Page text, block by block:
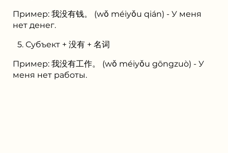
Пример: 我没有钱。 (wǒ méiyǒu qián) - У меня
нет денег.
Субъект + 没有 + 名词
Пример: 我没有工作。 (wǒ méiyǒu gōngzuò) - У
меня нет работы.